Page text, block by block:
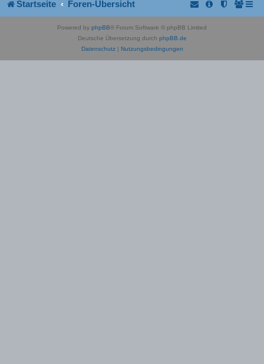
Startseite Foren-Übersicht
Powered by phpBB® Forum Software © phpBB Limited
Deutsche Übersetzung durch phpBB.de
Datenschutz| Nutzungsbedingungen